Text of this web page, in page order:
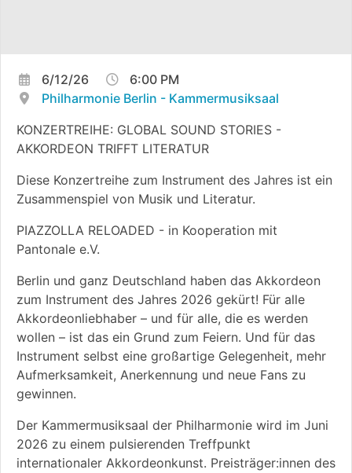
6/12/26
6:00 PM
Philharmonie Berlin - Kammermusiksaal
KONZERTREIHE: GLOBAL SOUND STORIES -
AKKORDEON TRIFFT LITERATUR
Diese Konzertreihe zum Instrument des Jahres ist ein
Zusammenspiel von Musik und Literatur.
PIAZZOLLA RELOADED - in Kooperation mit
Pantonale e.V.
Berlin und ganz Deutschland haben das Akkordeon
zum Instrument des Jahres 2026 gekürt! Für alle
Akkordeonliebhaber – und für alle, die es werden
wollen – ist das ein Grund zum Feiern. Und für das
Instrument selbst eine großartige Gelegenheit, mehr
Aufmerksamkeit, Anerkennung und neue Fans zu
gewinnen.
Der Kammermusiksaal der Philharmonie wird im Juni
2026 zu einem pulsierenden Treffpunkt
internationaler Akkordeonkunst. Preisträger:innen des